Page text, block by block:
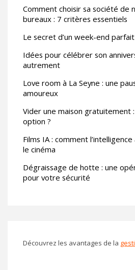
Comment choisir sa société de
bureaux : 7 critères essentiels
Le secret d’un week-end
Idées pour célébrer son
autrement
Love room à La Seyne : une
amoureux
Vider une maison gratuitement
option ?
Films IA : comment
le cinéma
Dégraissage de hotte : une
pour votre sécurité
Découvrez les avantages de la